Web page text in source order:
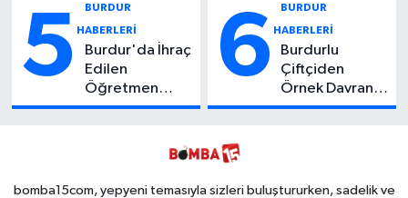
Yitirdi
5 BURDUR
HABERLERİ
Burdur'da İhraç
Edilen
Öğretmen
Zehir Taciri
Geçirildi!
6 BURDUR
HABERLERİ
Burdurlu
Çiftçiden
Örnek Davranış:
Ziyan Olmasın
Toplayabilecek
bomba15com, yepyeni temasıyla sizleri buluştururken, sadelik ve